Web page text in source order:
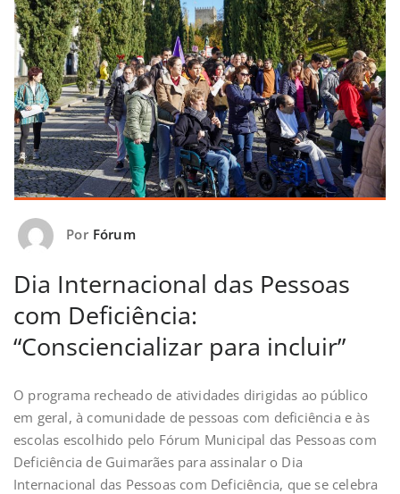
Por Fórum
Dia Internacional das Pessoas
com Deficiência:
“Consciencializar para incluir”
O programa recheado de atividades dirigidas ao público
em geral, à comunidade de pessoas com deficiência e às
escolas escolhido pelo Fórum Municipal das Pessoas com
Deficiência de Guimarães para assinalar o Dia
Internacional das Pessoas com Deficiência, que se celebra